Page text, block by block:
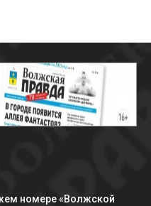
номере «Волжской